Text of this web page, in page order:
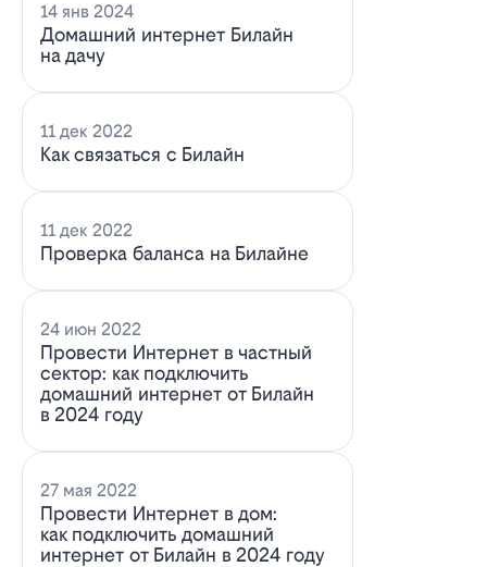
14 янв 2024
Домашний интернет Билайн
на дачу
11 дек 2022
Как связаться с Билайн
11 дек 2022
Проверка баланса на Билайне
24 июн 2022
Провести Интернет в частный
сектор: как подключить
домашний интернет от Билайн
в 2024 году
27 мая 2022
Провести Интернет в дом:
как подключить домашний
интернет от Билайн в 2024 году